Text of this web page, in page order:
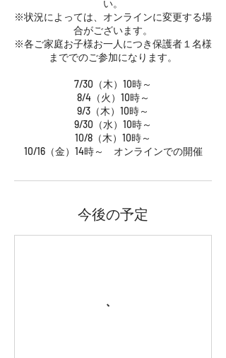
い。
※状況によっては、オンラインに変更する場
合がございます。
※各ご家庭お子様お一人につき保護者１名様
まででのご参加になります。
7/30（木）10時～
8/4（火）10時～
9/3（木）10時～
9/30（水）10時～
10/8（木）10時～
10/16（金）14時～ オンラインでの開催
今後の予定